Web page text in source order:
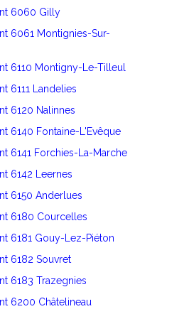
6060 Gilly
6061 Montignies-Sur-
6110 Montigny-Le-Tilleul
6111 Landelies
6120 Nalinnes
6140 Fontaine-L'Evêque
6141 Forchies-La-Marche
6142 Leernes
6150 Anderlues
6180 Courcelles
6181 Gouy-Lez-Piéton
6182 Souvret
6183 Trazegnies
6200 Châtelineau